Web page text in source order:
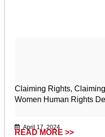
Claiming Rights,
Women Human Rights
April 17, 2024
READ MORE >>